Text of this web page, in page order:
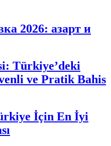
2026: азарт и
Türkiye’deki
ve Pratik Bahis
İçin En İyi